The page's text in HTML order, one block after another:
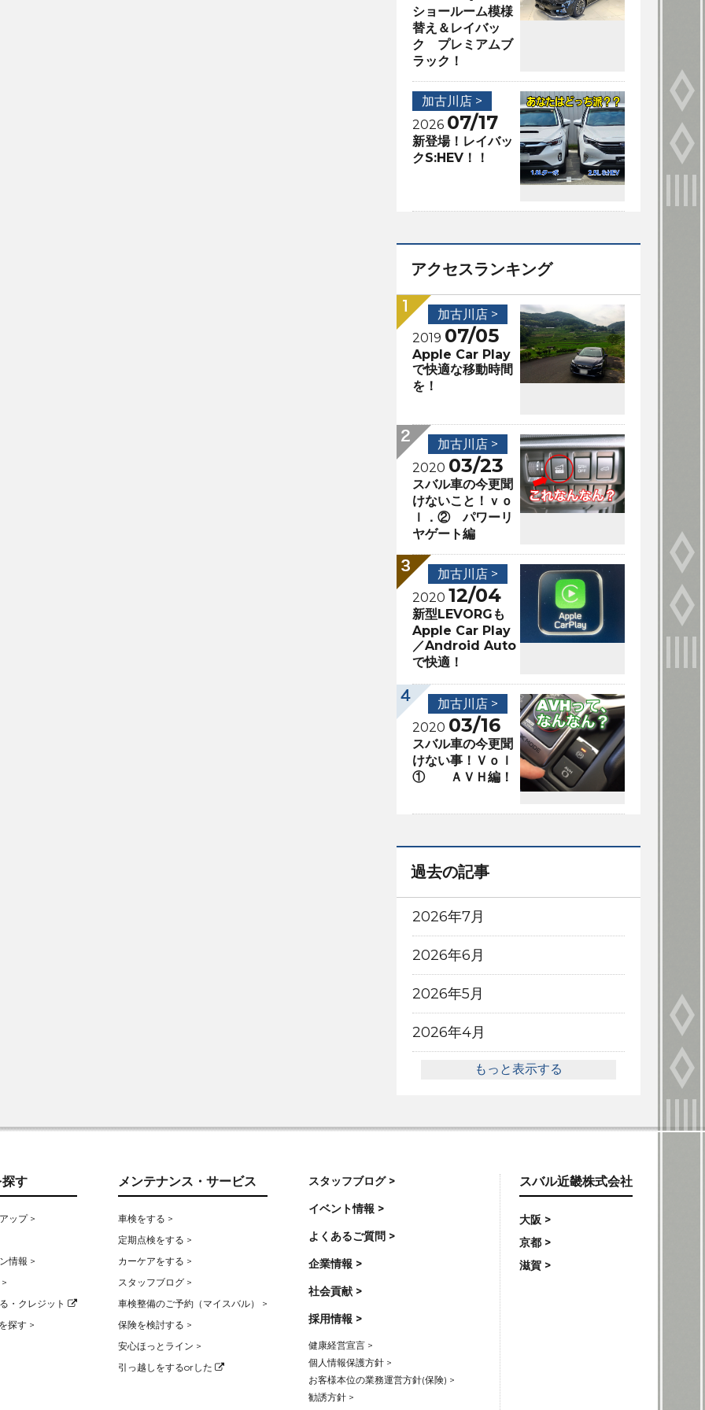
ショールーム模様
替え＆レイバッ
ク プレミアムブ
ラック！
加古川店 >
2026 07/17
新登場！レイバッ
クS:HEV！！
アクセスランキング
加古川店 >
2019 07/05
Apple Car Play
で快適な移動時間
を！
加古川店 >
2020 03/23
スバル車の今更聞
けないこと！ｖｏ
ｌ．② パワーリ
ヤゲート編
加古川店 >
2020 12/04
新型LEVORGも
Apple Car Play
／Android Auto
で快適！
加古川店 >
2020 03/16
スバル車の今更聞
けない事！Ｖｏｌ
① ＡＶＨ編！
過去の記事
2026年7月
2026年6月
2026年5月
2026年4月
もっと表示する
す
ップ >
情報 >
・クレジット
探す >
メンテナンス・サービス
車検をする >
定期点検をする >
カーケアをする >
スタッフブログ >
車検整備のご予約（マイスバル） >
保険を検討する >
安心ほっとライン >
引っ越しをするorした
スタッフブログ >
イベント情報 >
よくあるご質問 >
企業情報 >
社会貢献 >
採用情報 >
健康経営宣言 >
個人情報保護方針 >
お客様本位の業務運営方針(保険) >
勧誘方針 >
スバル近畿株式会社
大阪 >
京都 >
滋賀 >